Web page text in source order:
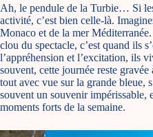
Ah, le pendule de la Turbie… Si
activité, c’est bien celle-là.
Monaco et de la mer
clou du spectacle, c’est quand ils
l’appréhension et l’excitation, ils
souvent, cette journée reste
tout avec vue sur la grande bleue,
souvent un souvenir impérissable,
moments forts de la semaine.